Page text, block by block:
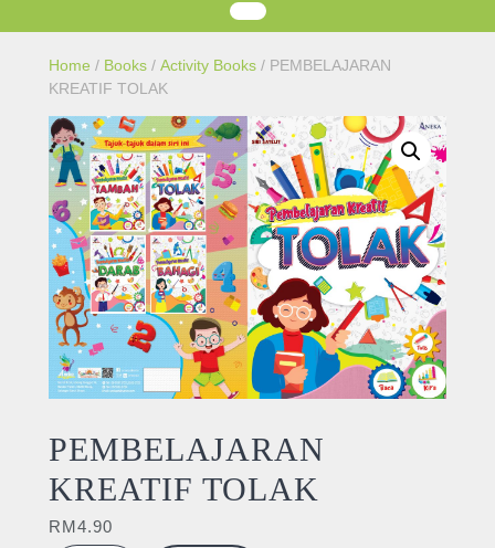
Home / Books / Activity Books / PEMBELAJARAN
KREATIF TOLAK
PEMBELAJARAN
KREATIF TOLAK
RM4.90